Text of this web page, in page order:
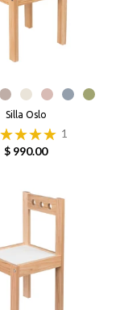
Silla Oslo
1
$ 990.00